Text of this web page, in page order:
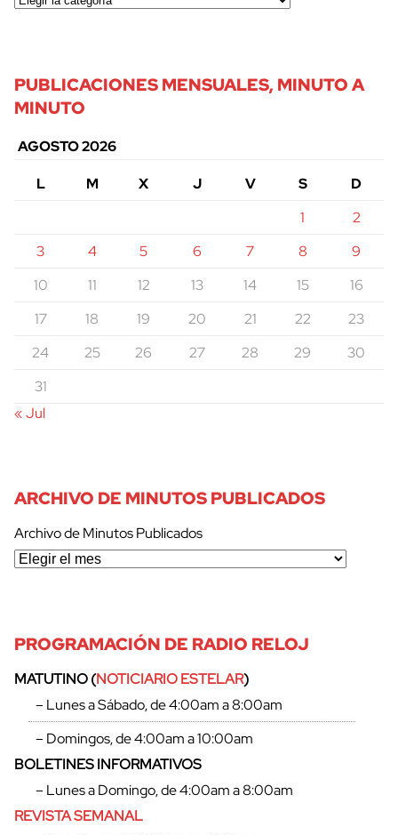
PUBLICACIONES MENSUALES, MINUTO A
MINUTO
AGOSTO 2026
L
M X J V S
D
1
2
3
4 5 6 7 8
9
10
11 12 13 14 15
16
17
18 19 20 21 22
23
24
25 26 27 28 29
30
31
« Jul
ARCHIVO DE MINUTOS PUBLICADOS
Archivo de Minutos Publicados
PROGRAMACIÓN DE RADIO RELOJ
MATUTINO (NOTICIARIO ESTELAR)
– Lunes a Sábado, de 4:00am a 8:00am
– Domingos, de 4:00am a 10:00am
BOLETINES INFORMATIVOS
– Lunes a Domingo, de 4:00am a 8:00am
REVISTA SEMANAL